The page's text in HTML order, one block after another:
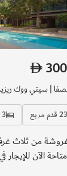
| سيتي ووك
مربع 3
من ثلاث
متاحة الآن